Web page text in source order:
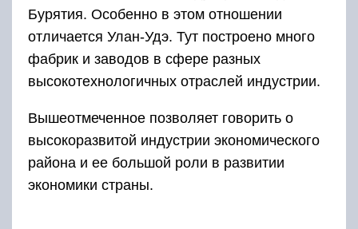
Бурятия. Особенно в этом отношении
отличается Улан-Удэ. Тут построено много
фабрик и заводов в сфере разных
высокотехнологичных отраслей индустрии.
Вышеотмеченное позволяет говорить о
высокоразвитой индустрии экономического
района и ее большой роли в развитии
экономики страны.